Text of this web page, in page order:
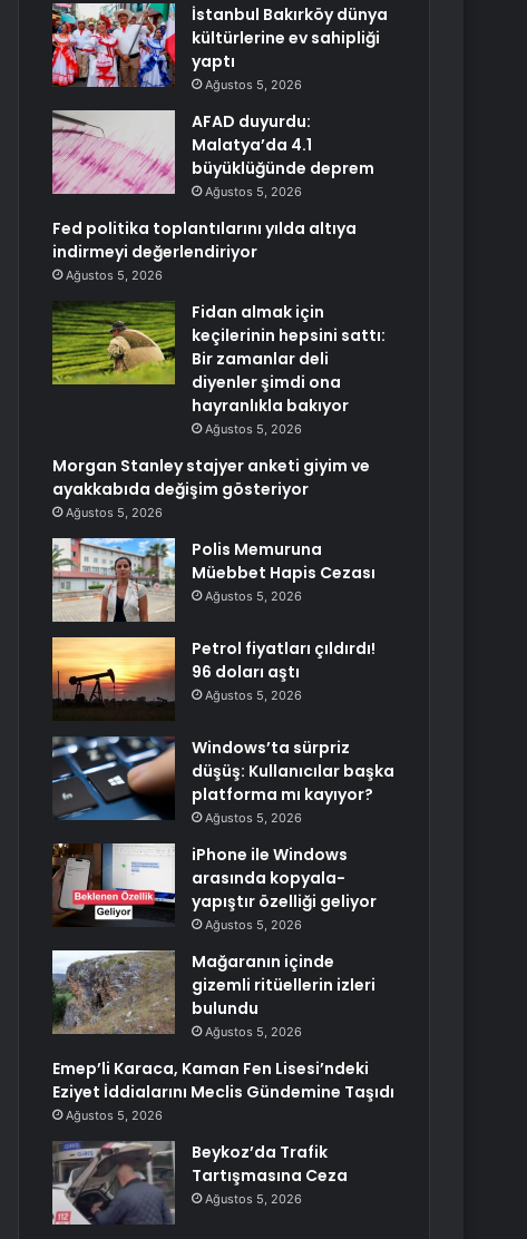
İstanbul Bakırköy dünya
kültürlerine ev sahipliği
yaptı
Ağustos 5, 2026
AFAD duyurdu:
Malatya’da 4.1
büyüklüğünde deprem
Ağustos 5, 2026
Fed politika toplantılarını yılda altıya
indirmeyi değerlendiriyor
Ağustos 5, 2026
Fidan almak için
keçilerinin hepsini sattı:
Bir zamanlar deli
diyenler şimdi ona
hayranlıkla bakıyor
Ağustos 5, 2026
Morgan Stanley stajyer anketi giyim ve
ayakkabıda değişim gösteriyor
Ağustos 5, 2026
Polis Memuruna
Müebbet Hapis Cezası
Ağustos 5, 2026
Petrol fiyatları çıldırdı!
96 doları aştı
Ağustos 5, 2026
Windows’ta sürpriz
düşüş: Kullanıcılar başka
platforma mı kayıyor?
Ağustos 5, 2026
iPhone ile Windows
arasında kopyala-
yapıştır özelliği geliyor
Ağustos 5, 2026
Mağaranın içinde
gizemli ritüellerin izleri
bulundu
Ağustos 5, 2026
Emep’li Karaca, Kaman Fen Lisesi’ndeki
Eziyet İddialarını Meclis Gündemine Taşıdı
Ağustos 5, 2026
Beykoz’da Trafik
Tartışmasına Ceza
Ağustos 5, 2026